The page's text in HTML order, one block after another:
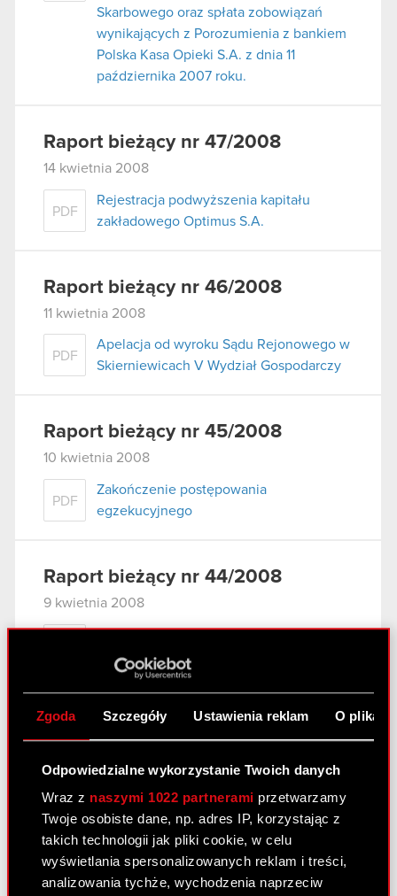
Zgoda Szczegóły Ustawienia reklam O
Odpowiedzialne wykorzystanie Twoich danych
Wraz z naszymi 1022 partnerami przetwarzamy
Twoje osobiste dane, np. adres IP, korzystając z
takich technologii jak pliki cookie, w celu
wyświetlania spersonalizowanych reklam i treści,
analizowania tychże, wychodzenia naprzeciw
Skarbowego oraz spłata zobowiązań
wynikających z Porozumienia z bankiem
Polska Kasa Opieki S.A. z dnia 11
października 2007 roku.
Raport bieżący nr 47/2008
14 kwietnia 2008
PDF
Rejestracja podwyższenia kapitału
zakładowego Optimus S.A.
Raport bieżący nr 46/2008
11 kwietnia 2008
PDF
Apelacja od wyroku Sądu Rejonowego w
Skierniewicach V Wydział Gospodarczy
Raport bieżący nr 45/2008
10 kwietnia 2008
PDF
Zakończenie postępowania
egzekucyjnego
Raport bieżący nr 44/2008
9 kwietnia 2008
Odmowa odroczenia terminu płatności
obowiązkowych składek ZUS za miesiąc
luty 2008 r.
Raport bieżący nr 43/2008
8 kwietnia 2008
PDF Korekta
Raport bieżący nr 42/2008